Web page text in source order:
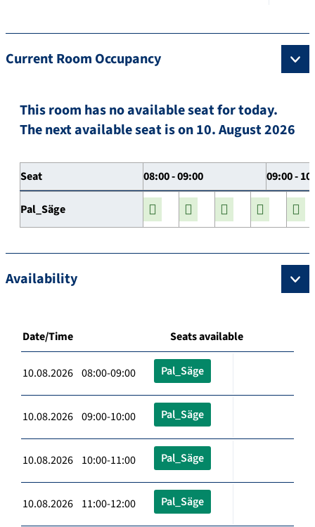
Current Room Occupancy
This room has no available seat for today.
The next available seat is on 10. August 2026
Seat 08:00 - 09:00 09:00 -
Pal_Säge
Availability
Date/Time Seats available
10.08.2026 08:00-09:00 Pal_Säge
10.08.2026 09:00-10:00 Pal_Säge
10.08.2026 10:00-11:00 Pal_Säge
10.08.2026 11:00-12:00 Pal_Säge